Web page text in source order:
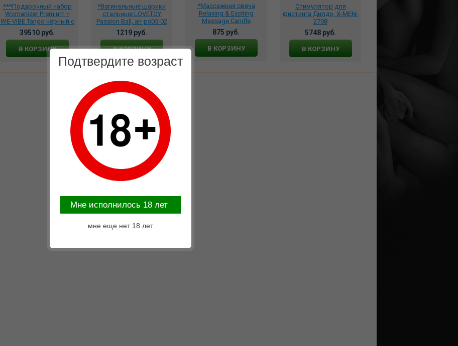
***Подарочный набор
Womanizer Premium +
WE-VIBE Tango чёрный с
серебряным, SNCV1SG9
39510 руб.
В КОРЗИНУ
*Вагинальные шарики
стальные LOVETOY
Passion Ball, an-ps05-02
1219 руб.
В КОРЗИНУ
*Массажная свеча
Relaxing & Exciting
Massage Candle
Гавайское лето 30 мл.,
BMN-0075
875 руб.
В КОРЗИНУ
Стимулятор для
фистинга Дилдо, X-MEN-
2708
5748 руб.
В КОРЗИНУ
Подтвердите возраст
Mне исполнилось 18 лет
мне еще нет 18 лет